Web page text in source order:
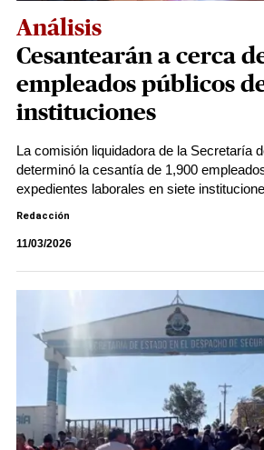
Análisis
Cesantearán a cerca
empleados públicos
instituciones
La comisión liquidadora de la Secretaría
determinó la cesantía de 1,900
expedientes laborales en siete
Redacción
11/03/2026